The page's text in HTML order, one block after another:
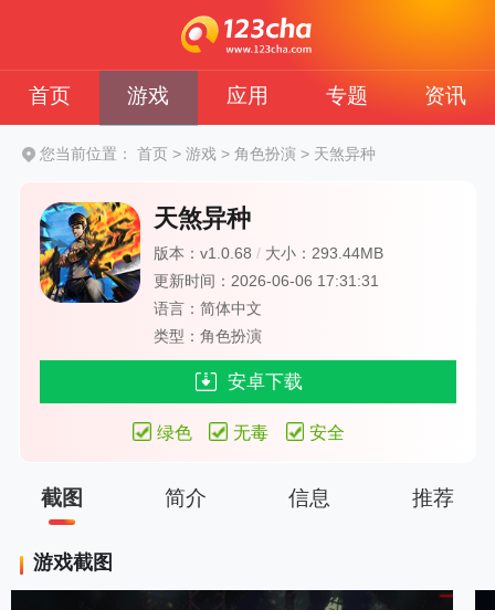
首页 游戏 应用 专题 资讯
您当前位置： 首页 > 游戏 > 角色扮演 >天煞异种
天煞异种
版本：v1.0.68/ 大小：293.44MB
更新时间：2026-06-06 17:31:31
语言：简体中文
类型：角色扮演
安卓下载
绿色 无毒 安全
截图 简介 信息 推荐
游戏截图